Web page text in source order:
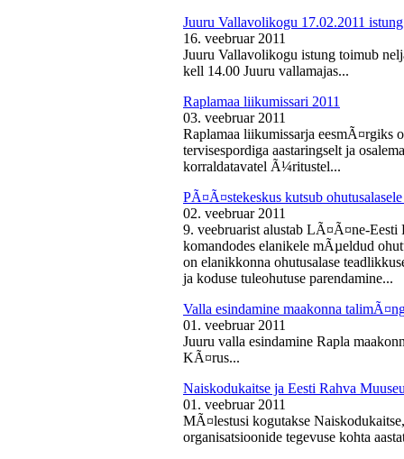
Juuru Vallavolikogu 17.02.2011 istung
16. veebruar 2011
Juuru Vallavolikogu istung toimub
kell 14.00 Juuru vallamajas...
Raplamaa liikumissari 2011
03. veebruar 2011
Raplamaa liikumissarja eesmÃ¤rgiks
tervisespordiga aastaringselt ja
korraldatavatel Ã¼ritustel...
PÃ¤Ã¤stekeskus kutsub
02. veebruar 2011
9. veebruarist alustab LÃ¤Ã¤ne-
komandodes elanikele mÃµeldud
on elanikkonna ohutusalase
ja koduse tuleohutuse parendamine...
Valla esindamine maakonna
01. veebruar 2011
Juuru valla esindamine Rapla
KÃ¤rus...
Naiskodukaitse ja Eesti Rahva
01. veebruar 2011
MÃ¤lestusi kogutakse
organisatsioonide tegevuse kohta